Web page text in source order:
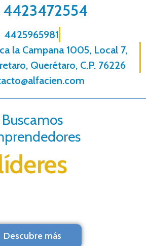
4423472554
4425965981
la Campana 1005, Local 7,
Querétaro, C.P. 76226
Buscamos
Descubre más